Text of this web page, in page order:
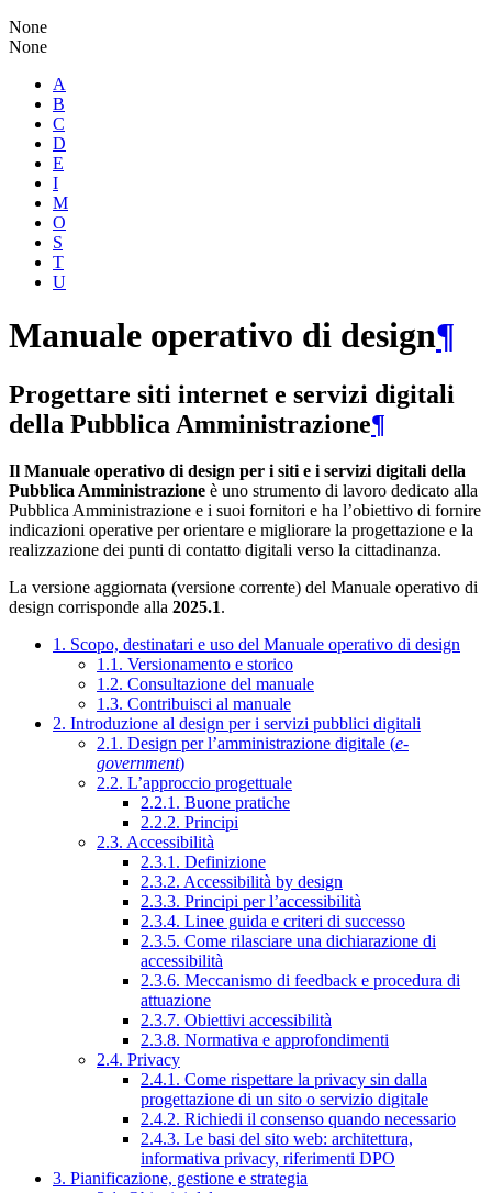
None
None
A
B
C
D
E
I
M
O
S
T
U
Manuale operativo di design¶
Progettare siti internet e servizi digitali
della Pubblica Amministrazione¶
Il Manuale operativo di design per i siti e i servizi digitali della
Pubblica Amministrazione è uno strumento di lavoro dedicato alla
Pubblica Amministrazione e i suoi fornitori e ha l’obiettivo di fornire
indicazioni operative per orientare e migliorare la progettazione e la
realizzazione dei punti di contatto digitali verso la cittadinanza.
La versione aggiornata (versione corrente) del Manuale operativo di
design corrisponde alla 2025.1.
1. Scopo, destinatari e uso del Manuale operativo di design
1.1. Versionamento e storico
1.2. Consultazione del manuale
1.3. Contribuisci al manuale
2. Introduzione al design per i servizi pubblici digitali
2.1. Design per l’amministrazione digitale (e-
government)
2.2. L’approccio progettuale
2.2.1. Buone pratiche
2.2.2. Principi
2.3. Accessibilità
2.3.1. Definizione
2.3.2. Accessibilità by design
2.3.3. Principi per l’accessibilità
2.3.4. Linee guida e criteri di successo
2.3.5. Come rilasciare una dichiarazione di
accessibilità
2.3.6. Meccanismo di feedback e procedura di
attuazione
2.3.7. Obiettivi accessibilità
2.3.8. Normativa e approfondimenti
2.4. Privacy
2.4.1. Come rispettare la privacy sin dalla
progettazione di un sito o servizio digitale
2.4.2. Richiedi il consenso quando necessario
2.4.3. Le basi del sito web: architettura,
informativa privacy, riferimenti DPO
3. Pianificazione, gestione e strategia